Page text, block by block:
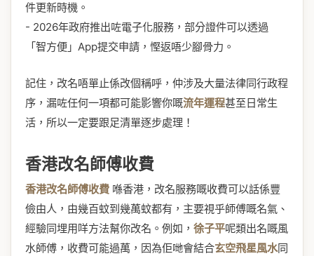
件更新時機。
- 2026年政府推出咗電子化服務，部分證件可以透過
「智方便」App提交申請，慳返唔少腳骨力。
記住，改名唔單止係改個稱呼，仲涉及大量法律同行政程
序，漏咗任何一項都可能影響你嘅流年運程甚至日常生
活，所以一定要跟足清單逐步處理！
香港改名師傅收費
香港改名師傅收費 喺香港，改名服務嘅收費可以話係豐
儉由人，由幾百蚊到幾萬蚊都有，主要視乎師傅嘅名氣、
經驗同埋用咩方法幫你改名。例如， 徐子平呢類出名嘅風
水師傅，收費可能過萬，因為佢哋會結合玄空飛星風水同